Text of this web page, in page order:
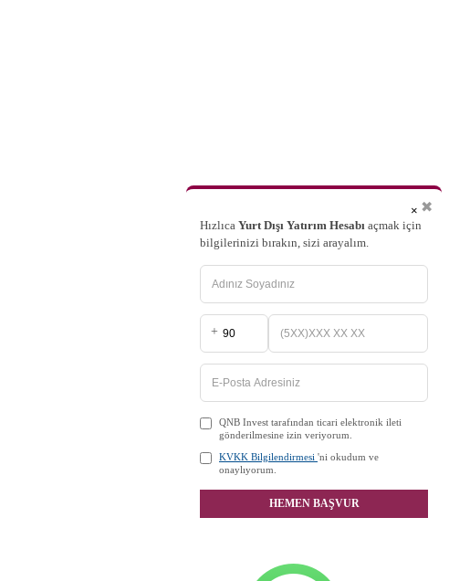
✖
Hızlıca Yurt Dışı Yatırım Hesabı açmak için
bilgilerinizi bırakın, sizi arayalım.
+
QNB Invest tarafından ticari elektronik ileti
gönderilmesine izin veriyorum.
KVKK Bilgilendirmesi 'ni okudum ve
onaylıyorum.
HEMEN BAŞVUR
×